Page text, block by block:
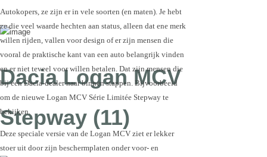
Dacia Logan MCV
Stepway (11)
Autokopers, ze zijn er in vele soorten (en maten). Je hebt
ze die veel waarde hechten aan status, alleen dat ene merk
willen rijden, vallen voor design of er zijn mensen die
vooral de praktische kant van een auto belangrijk vinden
en er niet teveel voor willen betalen. Dat zijn mensen die
bij een Dacia-dealer naar binnen stappen. Bijvoorbeeld
om de nieuwe Logan MCV Série Limitée Stepway te
bekijken.
Deze speciale versie van de Logan MCV ziet er lekker
stoer uit door zijn beschermplaten onder voor- en